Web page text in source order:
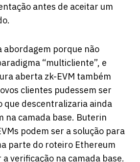
antes de aceitar um
abordagem porque não
“multicliente”, e
aberta zk-EVM também
clientes pudessem ser
que descentralizaria ainda
na camada base. Buterin
podem ser a solução para
parte do roteiro Ethereum
verificação na camada base.